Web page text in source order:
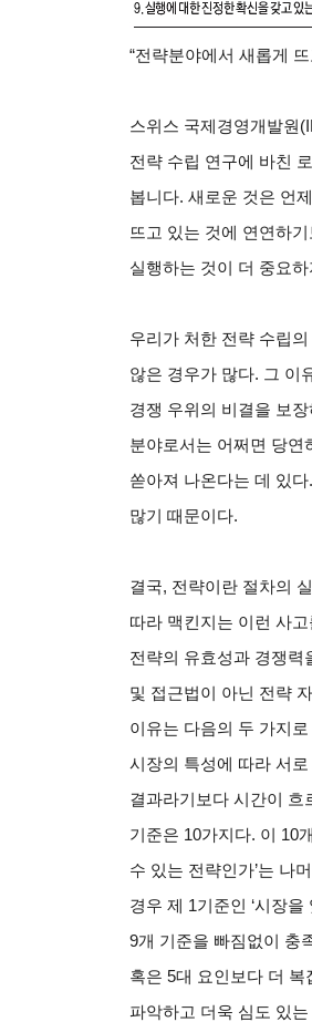
“전략분야에서 새롭게
스위스 국제경영개발원
전략 수립 연구에 바친
봅니다. 새로운 것은 언
뜨고 있는 것에 연연하
실행하는 것이 더 중요하
우리가 처한 전략 수립
않은 경우가 많다. 그 이
경쟁 우위의 비결을 보
분야로서는 어쩌면 당연
쏟아져 나온다는 데 있
많기 때문이다.
결국, 전략이란 절차의
따라 맥킨지는 이런 사
전략의 유효성과 경쟁력
및 접근법이 아닌 전략
이유는 다음의 두 가지
시장의 특성에 따라 서
결과라기보다 시간이 흐
기준은 10가지다. 이 10
수 있는 전략인가’는 나
경우 제 1기준인 ‘시장
9개 기준을 빠짐없이 충
혹은 5대 요인보다 더
파악하고 더욱 심도 있